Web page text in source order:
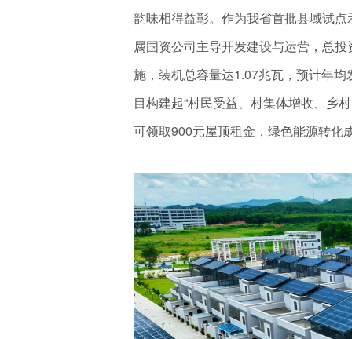
韵味相得益彰。作为我省首批县域试
属国资公司主导开发建设与运营，总
施，装机总容量达1.07兆瓦，预计年
目构建起“村民受益、村集体增收、乡
可领取900元屋顶租金，绿色能源转化